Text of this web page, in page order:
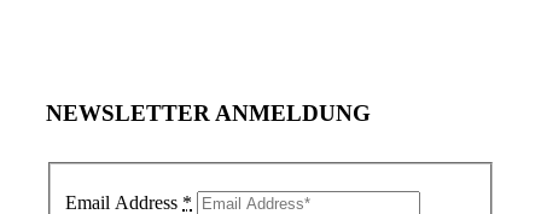
NEWSLETTER ANMELDUNG
Email Address *